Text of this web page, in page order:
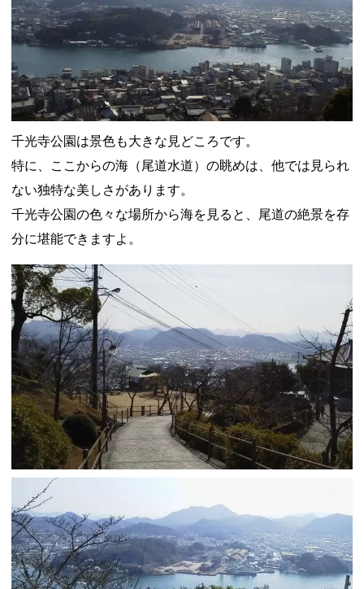
千光寺公園は景色も大きな見どころです。
特に、ここからの海（尾道水道）の眺めは、他では見られ
ない独特な美しさがあります。
千光寺公園の色々な場所から海を見ると、尾道の絶景を存
分に堪能できますよ。